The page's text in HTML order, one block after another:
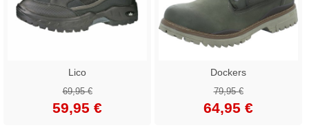
Lico
69,95 €
59,95 €
Dockers
79,95 €
64,95 €